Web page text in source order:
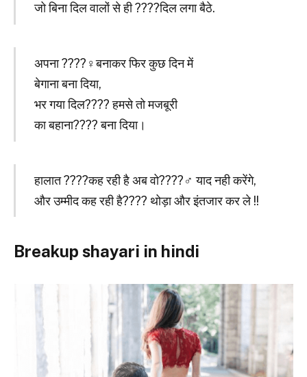
जो बिना दिल वालों से ही ????दिल लगा बैठे.
अपना ????‍♀️बनाकर फिर कुछ दिन में
बेगाना बना दिया,
भर गया दिल???? हमसे तो मजबूरी
का बहाना???? बना दिया।
हालात ????कह रही है अब वो????‍♂️ याद नही करेंगे,
और उम्मीद कह रही है???? थोड़ा और इंतजार कर ले !!
Breakup shayari in hindi